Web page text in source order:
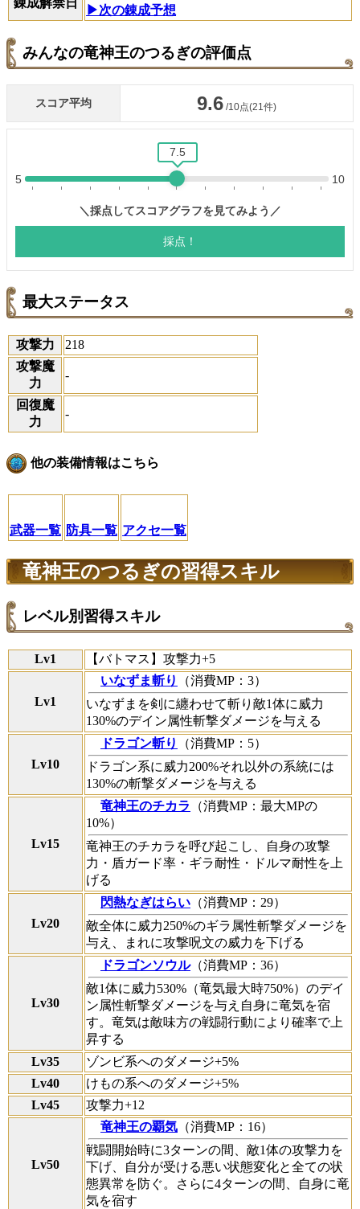
▶次の錬成予想
みんなの竜神王のつるぎの評価点
最大ステータス
攻撃力
218
攻撃魔
力
-
回復魔
力
-
他の装備情報はこちら
武器一覧 防具一覧 アクセ一覧
竜神王のつるぎの習得スキル
レベル別習得スキル
Lv1 【バトマス】攻撃力+5
Lv1
いなずま斬り
（消費MP：3）
いなずまを剣に纏わせて斬り敵1体に威力
130%のデイン属性斬撃ダメージを与える
Lv10
ドラゴン斬り
（消費MP：5）
ドラゴン系に威力200%それ以外の系統には
130%の斬撃ダメージを与える
Lv15
竜神王のチカラ
（消費MP：最大MPの
10%）
竜神王のチカラを呼び起こし、自身の攻撃
力・盾ガード率・ギラ耐性・ドルマ耐性を上
げる
Lv20
閃熱なぎはらい （消費MP：29）
敵全体に威力250%のギラ属性斬撃ダメージを
与え、まれに攻撃呪文の威力を下げる
Lv30
ドラゴンソウル（消費MP：36）
敵1体に威力530%（竜気最大時750%）のデイ
ン属性斬撃ダメージを与え自身に竜気を宿
す。竜気は敵味方の戦闘行動により確率で上
昇する
Lv35
ゾンビ系へのダメージ+5%
Lv40
けもの系へのダメージ+5%
Lv45
攻撃力+12
Lv50
竜神王の覇気 （消費MP：16）
戦闘開始時に3ターンの間、敵1体の攻撃力を
下げ、自分が受ける悪い状態変化と全ての状
態異常を防ぐ。さらに4ターンの間、自身に竜
気を宿す